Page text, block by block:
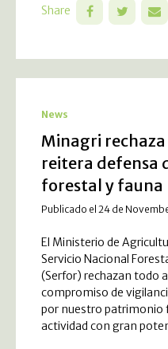
Share
News
Minagri
reitera defensa
forestal y fauna
Publicado el 24 de
El Ministerio de
Servicio Nacional
(Serfor) rechazan todo
compromiso de
por nuestro patrimonio
actividad con gran